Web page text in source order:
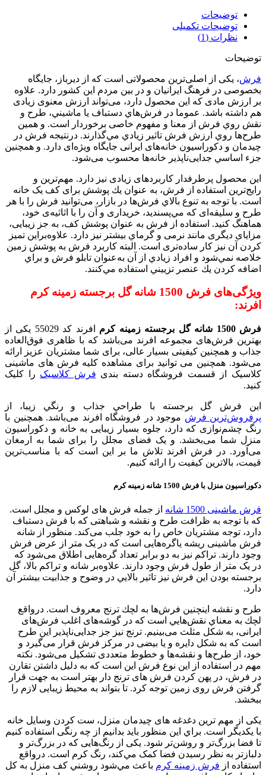
توضیحات
توضیحات تکمیلی
نظرات (1)
توضیحات
فرش، یکی از اصلی‌ترین محصولاتی است که از دیرباز، جایگاه
بخصوصی در فرهنگ ایرانیان و در بین مردم این کشور دارد. علاوه
بر ارزش مادی که این محصول دارد، می‌تواند ارزش معنوی زیادی
هم داشته باشد. عموما در فرش‌هاي دستباف يا ماشيني، طرح و
نقش روي فرش از معنا و مفهوم خاصی برخوردار است. و همين
طرح‌ها روي ارزش فرش تاثير زيادي مي‌گذارند. درنتيجه فرش در
چیدمان و دكوراسيون خانه‌های ایرانی جایگاه ویژه‌ای دارد. و همچنين
جزء اساسي جدایی‌ناپذیر خانه‌ها محسوب می‌شود.
این محصول پرطرفدار کاربردهای زیادی نيز دارد. مهم‌ترين و
رایج‌ترین استفاده از فرش، به عنوان يك پوشش برای کف یک خانه
است. با توجه به تنوع بالاي فرش‌ها در بازار، می‌توانيد فرش را با هر
طرح و سلیقه‌ای که مي‌پسنديد، خریداری و آن را با اثاثیه‌ی خود،
هماهنگ کنید. استفاده از فرش به عنوان پوشش کف، به جز زیبایی،
مزایای دیگری مانند نرمی و گرماي بيشتر نيز دارد. علاوه‌براين تمیز
کردن آن نیز کار ساده‌تری است. البته كاربرد فرش به پوشش زمين
خلاصه نمي‌شود و افراد زيادي از آن به‌عنوان تابلو فرش و براي
اضافه كردن يك عنصر تزييني استفاده مي‌كنند.
ویژگی‌های فرش 1500 شانه گل برجسته زمينه کرم
افرند:
فرش 1500 شانه گل برجسته زمينه کرم
افرند کد 55029 یکی از
بهترین فرش‌های مجموعه افرند می‌باشد که با ظاهری فوق‌العاده
جذاب و همچنین کیفیتی بسیار عالی، برای شما مشتریان عزیز ارائه
می‌شود. همچنین می توانید برای مشاهده کلیه فرش های ماشینی
کلاسیک از قسمت فروشگاه دسته بندی فرش کلاسیک را کلیک
کنید.
اين فرش گل برجسته با طراحي جذاب و رنگي زیبا، از
پرفروش‌ترین فرش‌ موجود در فروشگاه افرند می‌باشد. همچنین با
رنگ چشم‌نوازی که دارد، جلوه بسیار زیبایی به خانه و دکوراسیون
منزل شما می‌بخشد. و یک فضای مجلل را برای شما به ارمغان
می‌آورد. در فرش افرند تلاش ما بر این است که با مناسب‌ترین
قیمت، بالاترین کیفیت را ارائه کنیم.
دکوراسیون منزل با فرش 1500 شانه زمينه کرم
فرش ماشینی 1500 شانه
از جمله فرش های لوکس و مجلل است.
که با توجه به ظرافت طرح و نقشه و شباهتی که با فرش دستباف
دارد،‌ توجه مشتریان خاص را به خود جلب می‌کند. منظور از شانه
فرش ماشینی ریشه یاگره‌هایی است که در یک متر از عرض فرش
وجود دارند. تراکم نیز به دو برابر تعداد گره‌هایی اطلاق می‌شود که
در یک متر از طول فرش وجود دارند. علاوه‌بر شانه و تراکم بالا، گل‌
برجسته بودن اين فرش نيز تاثير بالايي در وضوح و جذابیت بیشتر آن
دارد.
طرح و نقشه اينچنين فرش‌ها به لچك ترنج معروف است. درواقع
لچك به معناي نقش‌هايي است كه در گوشه‌های اغلب فرش‌های
ایرانی، به شكل مثلث می‌بینیم. ترنج نیز جز جدایی‌ناپذیر این طرح
است که به شکل دایره و يا بیضی در مرکز فرش قرار می‌گیرد و
خود، از طرح‌ها و نقشه‌ها و خطوط متعددی تشکیل می‌شود. نكته
مهم در استفاده از اين نوع فرش اين است كه به دلیل داشتن تقارن
در فرش، در پهن کردن فرش های ترنج دار بهتر است به جهت قرار
گرفتن فرش روی زمین توجه کرد. تا بتواند به محیط زیبایی لازم را
ببخشد.
یکی از مهم‌ ترین دغدغه های چیدمان منزل، ست کردن وسایل خانه
با يكديگر است. براي اين منظور بايد بدانيم از چه رنگی استفاده کنیم
تا فضا بزرگ‌تر و روشن‌تر شود. یکی از رنگ‌هایی که در بزرگ‌تر و
دلبازتر به نظر رسیدن فضا کمک مي‌كند، رنگ کرم است. درواقع
استفاده از فرش زمينه كرم باعث مي‌شود روشني کف منزل به کل